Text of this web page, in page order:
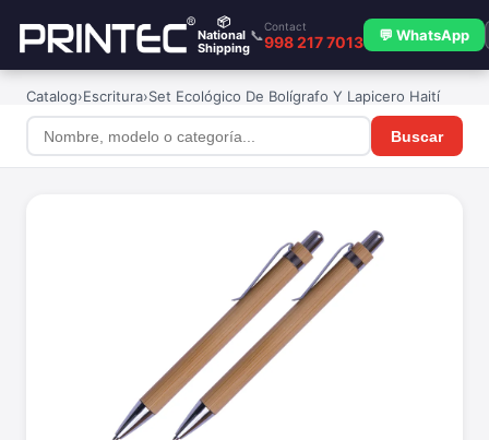
📦
National
Shipping
📞
Contact
998 217 7013 💬 WhatsApp
Catalog›Escritura›Set Ecológico De Bolígrafo Y Lapicero Haití
Buscar